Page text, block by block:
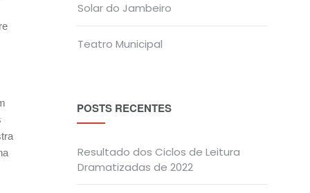
Solar do Jambeiro
Teatro Municipal
POSTS RECENTES
Resultado dos Ciclos de Leitura
Dramatizadas de 2022